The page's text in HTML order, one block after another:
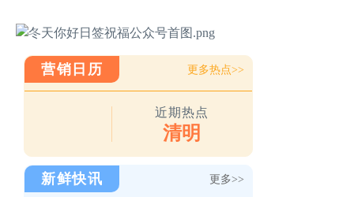
‹
营销日历 更多热点>>
近期热点
清明
新鲜快讯 更多>>